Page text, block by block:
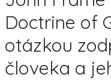
Doctrine of
otázkou
človeka a